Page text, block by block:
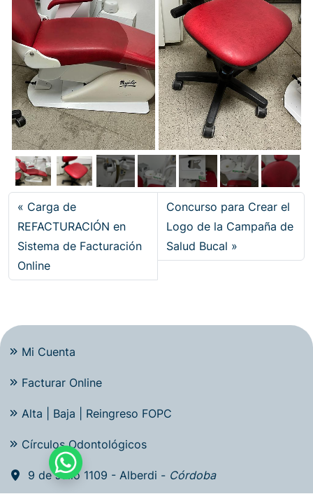
Carga de
REFACTURACIÓN en
Sistema de Facturación
Online
Concurso para Crear el
Logo de la Campaña de
Salud Bucal
Mi Cuenta
Facturar Online
Alta | Baja | Reingreso FOPC
Círculos Odontológicos
9 de Julio 1109 - Alberdi - Córdoba